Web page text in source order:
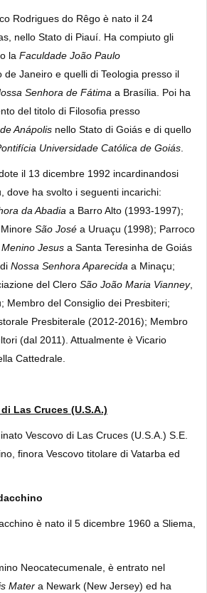
Rodrigues do Rêgo è nato il 24
nello Stato di Piauí. Ha compiuto gli
la Faculdade João Paulo
de Janeiro e quelli di Teologia presso il
Senhora de Fátima a Brasília. Poi ha
del titolo di Filosofia presso
Anápolis nello Stato di Goiás e di quello
Universidade Católica de Goiás.
il 13 dicembre 1992 incardinandosi
dove ha svolto i seguenti incarichi:
da Abadia a Barro Alto (1993-1997);
São José a Uruaçu (1998); Parroco
Jesus a Santa Teresinha de Goiás
Nossa Senhora Aparecida a Minaçu;
del Clero São João Maria Vianney,
Membro del Consiglio dei Presbiteri;
Presbiterale (2012-2016); Membro
(dal 2011). Attualmente è Vicario
Cattedrale.
Las Cruces (U.S.A.)
Vescovo di Las Cruces (U.S.A.) S.E.
finora Vescovo titolare di Vatarba ed
è nato il 5 dicembre 1960 a Sliema,
Neocatecumenale, è entrato nel
Mater a Newark (New Jersey) ed ha